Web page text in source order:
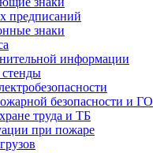
предписаний
знаки
информации
безопасности и ГО
труда и ТБ
при пожаре